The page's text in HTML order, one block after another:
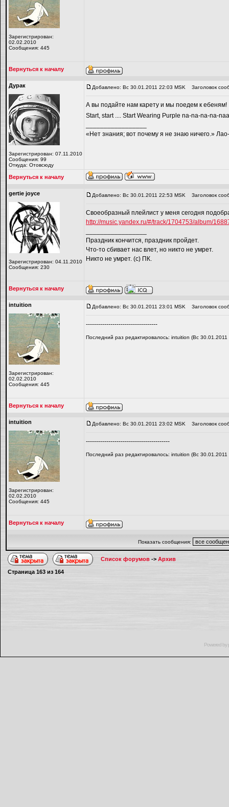
Зарегистрирован:
02.02.2010
Сообщения: 445
Вернуться к началу
Дyрaк
Зарегистрирован: 07.11.2010
Сообщения: 99
Откуда: Отовсюду
Добавлено: Вс 30.01.2011 22:03 MSK Заголовок
А вы подайте нам карету и мы поедем к ебеням!
Start, start .... Start Wearing Purple na-na-na-na-
«Нет знания; вот почему я не знаю ничего.»
Вернуться к началу
gertie joyce
Зарегистрирован: 04.11.2010
Сообщения: 230
Добавлено: Вс 30.01.2011 22:53 MSK Заголовок
Своеобразный плейлист у меня сегодня
http://music.yandex.ru/#/track/1704753/album/
Праздник кончится, праздник пройдет.
Что-то сбивает нас влет, но никто не умрет.
Никто не умрет. (с) ПК.
Вернуться к началу
intuition
Зарегистрирован:
02.02.2010
Сообщения: 445
Добавлено: Вс 30.01.2011 23:01 MSK Заголовок
-----------------------------------
Последний раз редактировалось: intuition (Вс
Вернуться к началу
intuition
Зарегистрирован:
02.02.2010
Сообщения: 445
Добавлено: Вс 30.01.2011 23:02 MSK Заголовок
-----------------------------------------
Последний раз редактировалось: intuition (Вс
Вернуться к началу
Показать сообщения:
Список форумов -> Архив
Страница 163 из 164
Powered by